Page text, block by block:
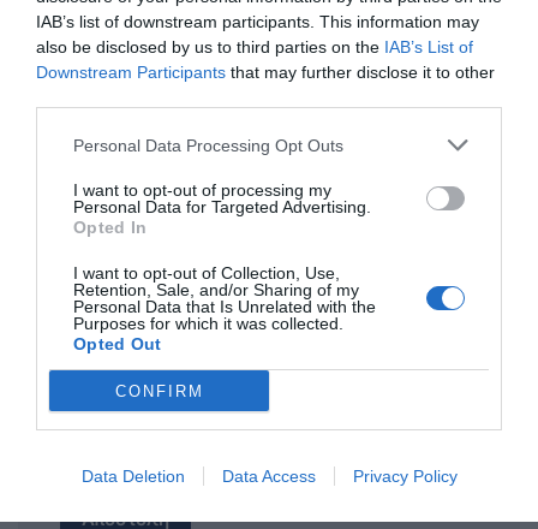
IAB’s list of downstream participants. This information may
also be disclosed by us to third parties on the IAB’s List of
Downstream Participants that may further disclose it to other
Personal Data Processing Opt Outs
I want to opt-out of processing my
Personal Data for Targeted Advertising.
Opted In
I want to opt-out of Collection, Use,
Retention, Sale, and/or Sharing of my
Personal Data that Is Unrelated with the
Purposes for which it was collected.
Opted Out
CONFIRM
Data Deletion Data Access Privacy Policy
ΤΙΤΛΟΣ
Αποστολή